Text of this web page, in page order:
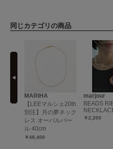
同じカテゴリの商品
２
MARIHA
【LEEマルシェ20th
別注】月の夢ネック
レス オーバルパー
ル 40cm
￥48,400
marjour
BEADS
￥2,200